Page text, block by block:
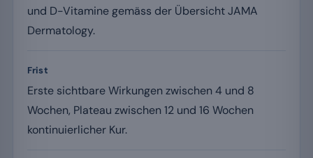
und D-Vitamine gemäss der Übersicht JAMA
Dermatology.
Frist
Erste sichtbare Wirkungen zwischen 4 und 8
Wochen, Plateau zwischen 12 und 16 Wochen
kontinuierlicher Kur.